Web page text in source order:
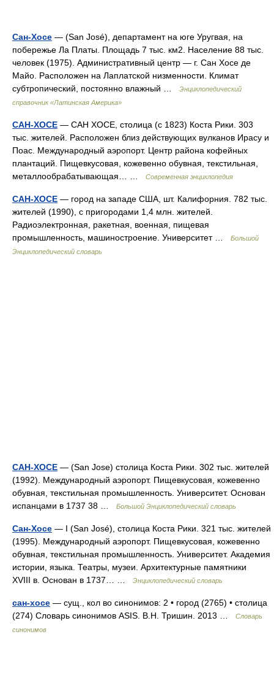
Сан-Хосе — (San José), департамент на юге Уругвая, на
побережье Ла Платы. Площадь 7 тыс. км2. Население 88 тыс.
человек (1975). Административный центр — г. Сан Хосе де
Майо. Расположен на Лаплатской низменности. Климат
субтропический, постоянно влажный …
Энциклопедический
справочник «Латинская Америка»
САН-ХОСЕ — САН ХОСЕ, столица (с 1823) Коста Рики. 303
тыс. жителей. Расположен близ действующих вулканов Ирасу и
Поас. Международный аэропорт. Центр района кофейных
плантаций. Пищевкусовая, кожевенно обувная, текстильная,
металлообрабатывающая… …
Современная энциклопедия
САН-ХОСЕ — город на западе США, шт. Калифорния. 782 тыс.
жителей (1990), с пригородами 1,4 млн. жителей.
Радиоэлектронная, ракетная, военная, пищевая
промышленность, машиностроение. Университет …
Большой
Энциклопедический словарь
САН-ХОСЕ — (San Jose) столица Коста Рики. 302 тыс. жителей
(1992). Международный аэропорт. Пищевкусовая, кожевенно
обувная, текстильная промышленность. Университет. Основан
испанцами в 1737 38 …
Большой Энциклопедический словарь
Сан-Хосе — I (San José), столица Коста Рики. 321 тыс. жителей
(1995). Международный аэропорт. Пищевкусовая, кожевенно
обувная, текстильная промышленность. Университет. Академия
истории, языка. Театры, музеи. Архитектурные памятники
XVIII в. Основан в 1737… …
Энциклопедический словарь
сан-хосе — сущ., кол во синонимов: 2 • город (2765) • столица
(274) Словарь синонимов ASIS. В.Н. Тришин. 2013 …
Словарь
синонимов